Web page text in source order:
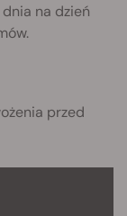
na dzień
przed